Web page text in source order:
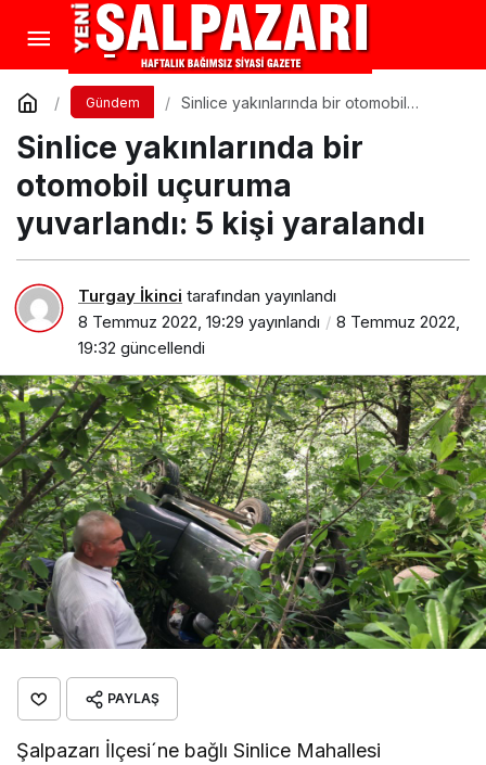
Gündem
Sinlice yakınlarında bir otomobil
Sinlice yakınlarında bir
otomobil uçuruma
yuvarlandı: 5 kişi yaralandı
Turgay İkinci tarafından yayınlandı
8 Temmuz 2022, 19:29 yayınlandı
8 Temmuz 2022,
19:32 güncellendi
PAYLAŞ
Şalpazarı İlçesi´ne bağlı Sinlice Mahallesi